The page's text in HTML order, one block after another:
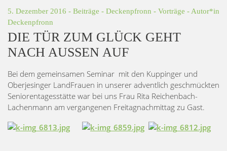
5. Dezember 2016 - Beiträge - Deckenpfronn - Vorträge - Autor*in
Deckenpfronn
DIE TÜR ZUM GLÜCK GEHT
NACH AUSSEN AUF
Bei dem gemeinsamen Seminar mit den Kuppinger und
Oberjesinger LandFrauen in unserer adventlich geschmückten
Seniorentagesstätte war bei uns Frau Rita Reichenbach-
Lachenmann am vergangenen Freitagnachmittag zu Gast.